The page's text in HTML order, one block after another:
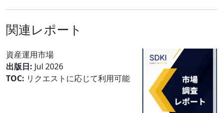
関連レポート
資産運用市場
出版日: Jul 2026
TOC: リクエストに応じて利用可能